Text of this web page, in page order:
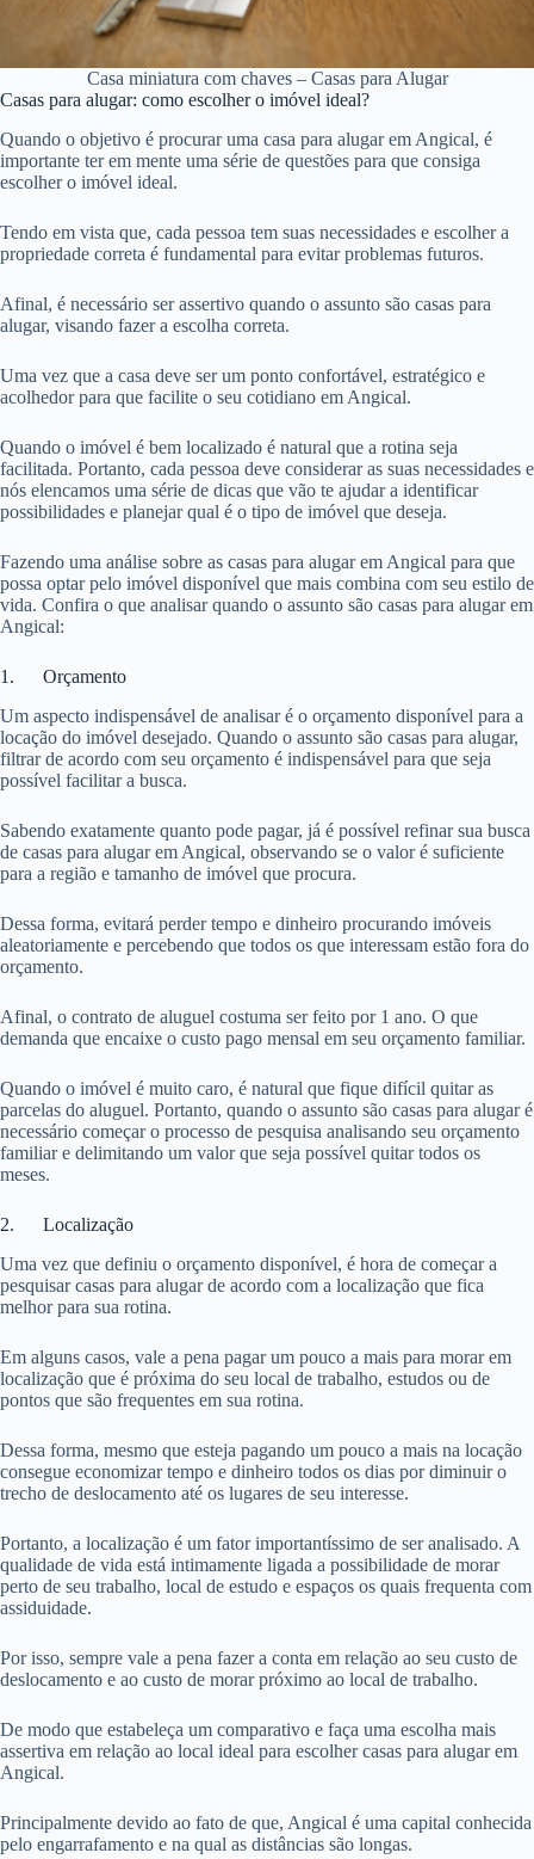
Casa miniatura com chaves – Casas para Alugar
Casas para alugar: como escolher o imóvel ideal?
Quando o objetivo é procurar uma casa para alugar em Angical, é
importante ter em mente uma série de questões para que consiga
escolher o imóvel ideal.
Tendo em vista que, cada pessoa tem suas necessidades e escolher a
propriedade correta é fundamental para evitar problemas futuros.
Afinal, é necessário ser assertivo quando o assunto são casas para
alugar, visando fazer a escolha correta.
Uma vez que a casa deve ser um ponto confortável, estratégico e
acolhedor para que facilite o seu cotidiano em Angical.
Quando o imóvel é bem localizado é natural que a rotina seja
facilitada. Portanto, cada pessoa deve considerar as suas necessidades e
nós elencamos uma série de dicas que vão te ajudar a identificar
possibilidades e planejar qual é o tipo de imóvel que deseja.
Fazendo uma análise sobre as casas para alugar em Angical para que
possa optar pelo imóvel disponível que mais combina com seu estilo de
vida. Confira o que analisar quando o assunto são casas para alugar em
Angical:
1. Orçamento
Um aspecto indispensável de analisar é o orçamento disponível para a
locação do imóvel desejado. Quando o assunto são casas para alugar,
filtrar de acordo com seu orçamento é indispensável para que seja
possível facilitar a busca.
Sabendo exatamente quanto pode pagar, já é possível refinar sua busca
de casas para alugar em Angical, observando se o valor é suficiente
para a região e tamanho de imóvel que procura.
Dessa forma, evitará perder tempo e dinheiro procurando imóveis
aleatoriamente e percebendo que todos os que interessam estão fora do
orçamento.
Afinal, o contrato de aluguel costuma ser feito por 1 ano. O que
demanda que encaixe o custo pago mensal em seu orçamento familiar.
Quando o imóvel é muito caro, é natural que fique difícil quitar as
parcelas do aluguel. Portanto, quando o assunto são casas para alugar é
necessário começar o processo de pesquisa analisando seu orçamento
familiar e delimitando um valor que seja possível quitar todos os
meses.
2. Localização
Uma vez que definiu o orçamento disponível, é hora de começar a
pesquisar casas para alugar de acordo com a localização que fica
melhor para sua rotina.
Em alguns casos, vale a pena pagar um pouco a mais para morar em
localização que é próxima do seu local de trabalho, estudos ou de
pontos que são frequentes em sua rotina.
Dessa forma, mesmo que esteja pagando um pouco a mais na locação
consegue economizar tempo e dinheiro todos os dias por diminuir o
trecho de deslocamento até os lugares de seu interesse.
Portanto, a localização é um fator importantíssimo de ser analisado. A
qualidade de vida está intimamente ligada a possibilidade de morar
perto de seu trabalho, local de estudo e espaços os quais frequenta com
assiduidade.
Por isso, sempre vale a pena fazer a conta em relação ao seu custo de
deslocamento e ao custo de morar próximo ao local de trabalho.
De modo que estabeleça um comparativo e faça uma escolha mais
assertiva em relação ao local ideal para escolher casas para alugar em
Angical.
Principalmente devido ao fato de que, Angical é uma capital conhecida
pelo engarrafamento e na qual as distâncias são longas.